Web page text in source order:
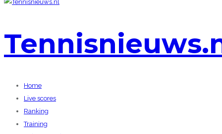
Home
Live scores
Ranking
Training